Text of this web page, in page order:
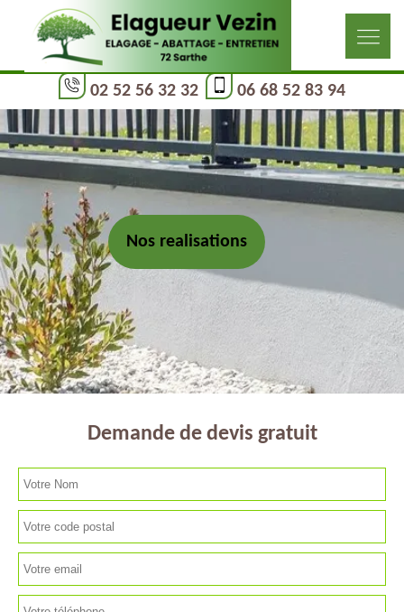
02 52 56 32 32 06 68 52 83 94
Nos realisations
Demande de devis gratuit